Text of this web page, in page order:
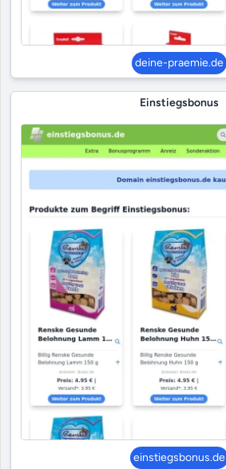
deine-praemie.de
Einstiegsbonus
einstiegsbonus.de